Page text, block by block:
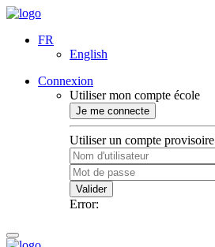
FR
English
Connexion
Utiliser mon compte école
Je me connecte
Utiliser un compte provisoire
Valider
Error: